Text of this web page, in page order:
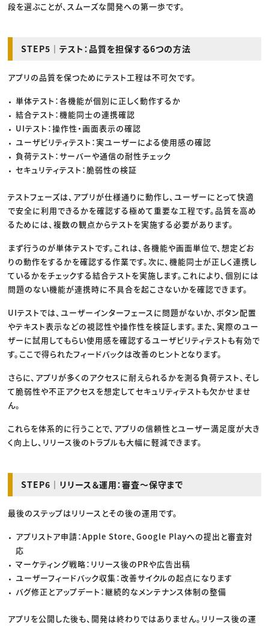
段を選ぶことが、スムーズな開発への第一歩です。
STEP5｜テスト：品質を担保する6つの方法
アプリの品質を保つためにテスト工程は不可欠です。
単体テスト：各機能が個別に正しく動作するか
結合テスト：機能同士の連携確認
UIテスト：操作性・画面表示の確認
ユーザビリティテスト：実ユーザーによる使用感の確認
負荷テスト：サーバーや通信の耐性チェック
セキュリティテスト：脆弱性の検証
テストフェーズは、アプリが仕様通りに動作し、ユーザーにとって快適
で安全に利用できるかを確認する極めて重要な工程です。品質を高め
るためには、複数の観点からテストを実施する必要があります。
まず行うのが単体テストです。これは、各機能や画面単位で、想定どお
りの動作をするかを確認する作業です。次に、機能同士が正しく連携し
ているかをチェックする結合テストを実施します。これにより、個別には
問題のない機能が連携時に不具合を起こさないかを確認できます。
UIテストでは、ユーザーインターフェースに問題がないか、ボタン配置
やテキスト表示などの視認性や操作性を検証します。また、実際のユー
ザーに試用してもらい使用感を確認するユーザビリティテストも有効で
す。ここで得られたフィードバックは改善のヒントとなります。
さらに、アプリが多くのアクセスに耐えられるかを測る負荷テスト、そし
て脆弱性や不正アクセスを想定してセキュリティテストも欠かせませ
ん。
これらを体系的に行うことで、アプリの信頼性とユーザー満足度が大き
く向上し、リリース後のトラブルも大幅に軽減できます。
STEP6｜リリース＆運用：審査〜保守まで
最後のステップはリリースとその後の運用です。
アプリストア申請：Apple Store、Google Playへの提出と審査対
応
マーケティング戦略：リリース後のPRや広告出稿
ユーザーフィードバック収集：改善サイクルの起点になります
バグ修正とアップデート：継続的なメンテナンス体制の整備
アプリを公開した後も、開発は終わりではありません。リリース後の運